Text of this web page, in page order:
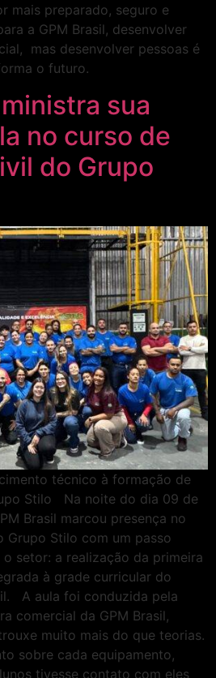
mais preparado, seguro e
a GPM Brasil, desenvolver
mas desenvolver pessoas é
o futuro.
sua
no curso de
do Grupo
técnico à formação de
Stilo Na noite do dia 09 de
Brasil marcou presença no
Grupo Stilo com um passo
setor: a realização da primeira
à grade curricular do
A aula foi conduzida pela
comercial da GPM Brasil,
muito mais do que teorias.
sobre cada equipamento,
tivesse contato com eles